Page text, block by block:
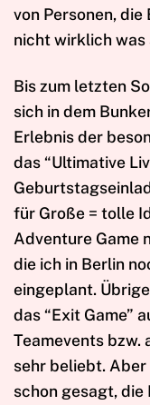
von Personen,
nicht wirklich was
Bis zum letzten
sich in dem
Erlebnis der
das “Ultimative
für Große = tolle
Adventure Game
die ich in Berlin
eingeplant.
das “Exit Game”
Teamevents bzw.
sehr beliebt. Aber
schon gesagt, die